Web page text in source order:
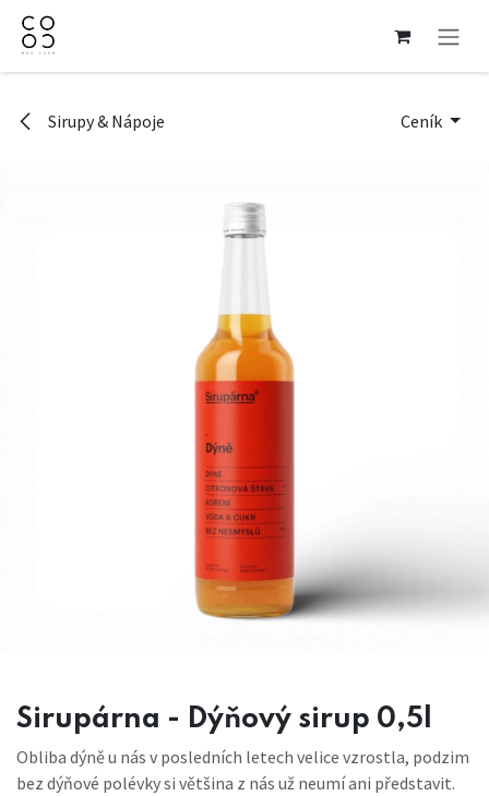
Přejít na obsah
Sirupy & Nápoje Ceník
Sirupárna - Dýňový sirup 0,5l
Obliba dýně u nás v posledních letech velice vzrostla, podzim
bez dýňové polévky si většina z nás už neumí ani představit.